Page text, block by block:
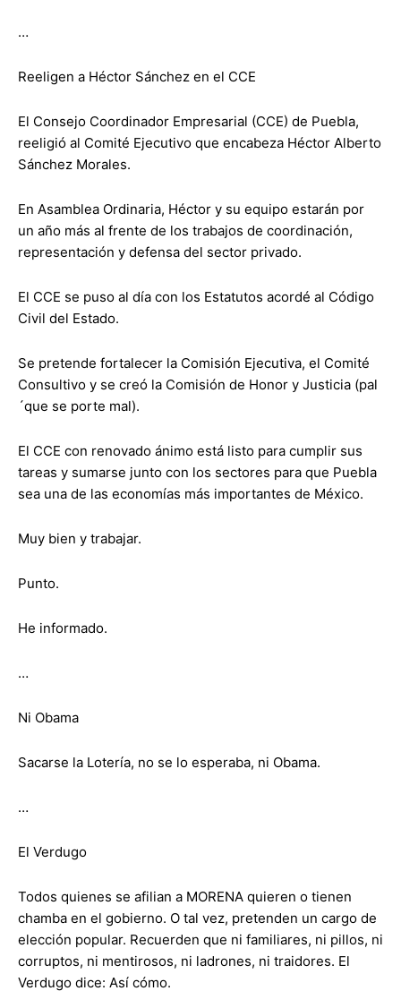
…
Reeligen a Héctor Sánchez en el CCE
El Consejo Coordinador Empresarial (CCE) de Puebla,
reeligió al Comité Ejecutivo que encabeza Héctor Alberto
Sánchez Morales.
En Asamblea Ordinaria, Héctor y su equipo estarán por
un año más al frente de los trabajos de coordinación,
representación y defensa del sector privado.
El CCE se puso al día con los Estatutos acordé al Código
Civil del Estado.
Se pretende fortalecer la Comisión Ejecutiva, el Comité
Consultivo y se creó la Comisión de Honor y Justicia (pal
´que se porte mal).
El CCE con renovado ánimo está listo para cumplir sus
tareas y sumarse junto con los sectores para que Puebla
sea una de las economías más importantes de México.
Muy bien y trabajar.
Punto.
He informado.
…
Ni Obama
Sacarse la Lotería, no se lo esperaba, ni Obama.
…
El Verdugo
Todos quienes se afilian a MORENA quieren o tienen
chamba en el gobierno. O tal vez, pretenden un cargo de
elección popular. Recuerden que ni familiares, ni pillos, ni
corruptos, ni mentirosos, ni ladrones, ni traidores. El
Verdugo dice: Así cómo.